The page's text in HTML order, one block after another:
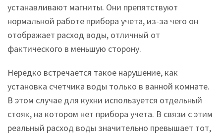
устанавливают магниты. Они препятствуют
нормальной работе прибора учета, из-за чего он
отображает расход воды, отличный от
фактического в меньшую сторону.
Нередко встречается такое нарушение, как
установка счетчика воды только в ванной комнате.
В этом случае для кухни используется отдельный
стояк, на котором нет прибора учета. В связи с этим
реальный расход воды значительно превышает тот,